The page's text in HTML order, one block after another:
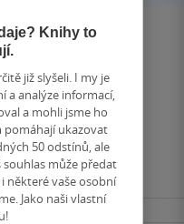
60 dní.
cena: 0 Kč
Knihy to
již slyšeli. I my je
a analýze informací,
a mohli jsme ho
pomáhají ukazovat
50 odstínů, ale
souhlas může předat
některé vaše osobní
Jako naši vlastní